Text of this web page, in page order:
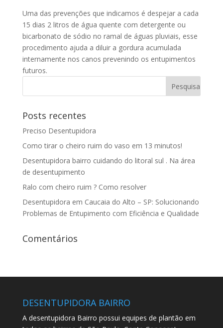
Uma das prevenções que indicamos é despejar a cada
15 dias 2 litros de água quente com detergente ou
bicarbonato de sódio no ramal de águas pluviais, esse
procedimento ajuda a diluir a gordura acumulada
internamente nos canos prevenindo os entupimentos
futuros.
Posts recentes
Preciso Desentupidora
Como tirar o cheiro ruim do vaso em 13 minutos!
Desentupidora bairro cuidando do litoral sul . Na área
de desentupimento
Ralo com cheiro ruim ? Como resolver
Desentupidora em Caucaia do Alto – SP: Solucionando
Problemas de Entupimento com Eficiência e Qualidade
Comentários
DESENTUPIDORA BAIRRO
A desentupidora Bairro possui equipes de plantão em